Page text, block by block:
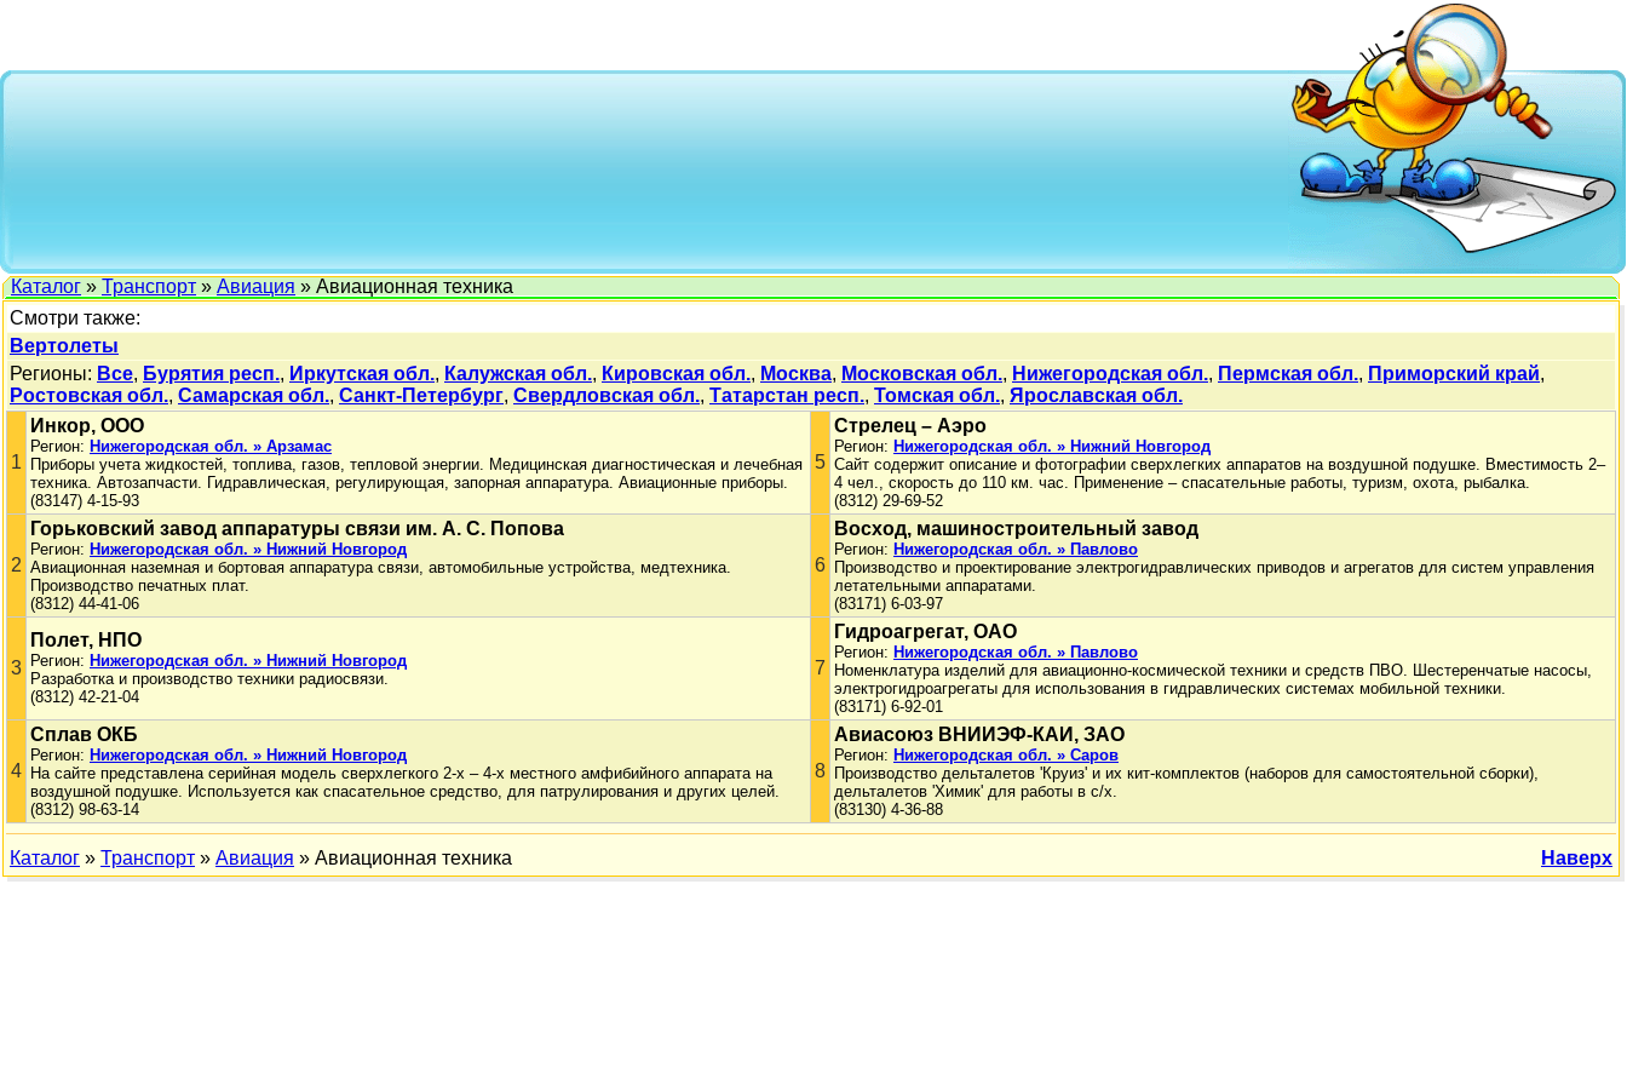
Каталог » Транспорт » Авиация » Авиационная техника
Смотри также:
Вертолеты
Регионы: Все, Бурятия респ., Иркутская обл., Калужская обл., Кировская обл., Москва, Московская обл., Нижегородская обл., Пермская обл., Приморский край,
Ростовская обл., Самарская обл., Санкт-Петербург, Свердловская обл., Татарстан респ., Томская обл., Ярославская обл.
1
Инкор, ООО
Регион: Нижегородская обл. » Арзамас
Приборы учета жидкостей, топлива, газов, тепловой энергии. Медицинская диагностическая и лечебная
техника. Автозапчасти. Гидравлическая, регулирующая, запорная аппаратура. Авиационные приборы.
(83147) 4-15-93
5
Стрелец – Аэро
Регион: Нижегородская обл. » Нижний Новгород
Сайт содержит описание и фотографии сверхлегких аппаратов на воздушной подушке. Вместимость 2–
4 чел., скорость до 110 км. час. Применение – спасательные работы, туризм, охота, рыбалка.
(8312) 29-69-52
2
Горьковский завод аппаратуры связи им. А. С. Попова
Регион: Нижегородская обл. » Нижний Новгород
Авиационная наземная и бортовая аппаратура связи, автомобильные устройства, медтехника.
Производство печатных плат.
(8312) 44-41-06
6
Восход, машиностроительный завод
Регион: Нижегородская обл. » Павлово
Производство и проектирование электрогидравлических приводов и агрегатов для систем управления
летательными аппаратами.
(83171) 6-03-97
3
Полет, НПО
Регион: Нижегородская обл. » Нижний Новгород
Разработка и производство техники радиосвязи.
(8312) 42-21-04
7
Гидроагрегат, ОАО
Регион: Нижегородская обл. » Павлово
Номенклатура изделий для авиационно-космической техники и средств ПВО. Шестеренчатые насосы,
электрогидроагрегаты для использования в гидравлических системах мобильной техники.
(83171) 6-92-01
4
Сплав ОКБ
Регион: Нижегородская обл. » Нижний Новгород
На сайте представлена серийная модель сверхлегкого 2-х – 4-х местного амфибийного аппарата на
воздушной подушке. Используется как спасательное средство, для патрулирования и других целей.
(8312) 98-63-14
8
Авиасоюз ВНИИЭФ-КАИ, ЗАО
Регион: Нижегородская обл. » Саров
Производство дельталетов 'Круиз' и их кит-комплектов (наборов для самостоятельной сборки),
дельталетов 'Химик' для работы в с/х.
(83130) 4-36-88
Каталог » Транспорт » Авиация » Авиационная техника Наверх